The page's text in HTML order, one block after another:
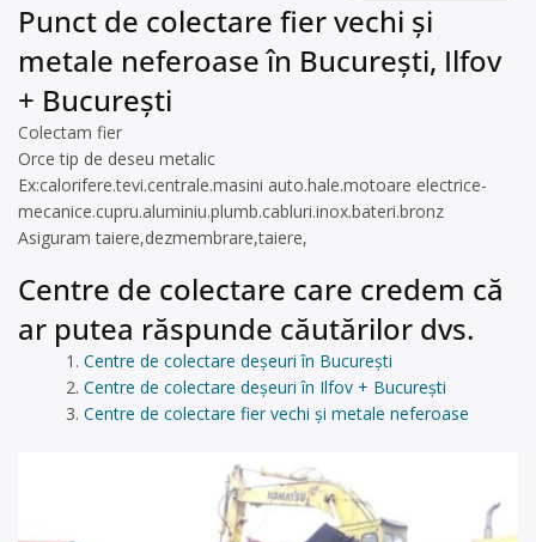
Punct de colectare fier vechi și
metale neferoase în București, Ilfov
+ București
Colectam fier
Orce tip de deseu metalic
Ex:calorifere.tevi.centrale.masini auto.hale.motoare electrice-
mecanice.cupru.aluminiu.plumb.cabluri.inox.bateri.bronz
Asiguram taiere,dezmembrare,taiere,
Centre de colectare care credem că
ar putea răspunde căutărilor dvs.
Centre de colectare deșeuri în București
Centre de colectare deșeuri în Ilfov + București
Centre de colectare fier vechi și metale neferoase